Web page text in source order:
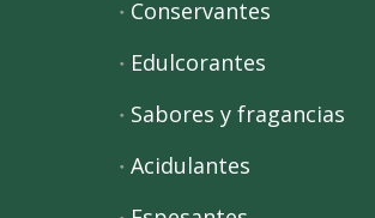
Conservantes
Edulcorantes
Sabores y fragancias
Acidulantes